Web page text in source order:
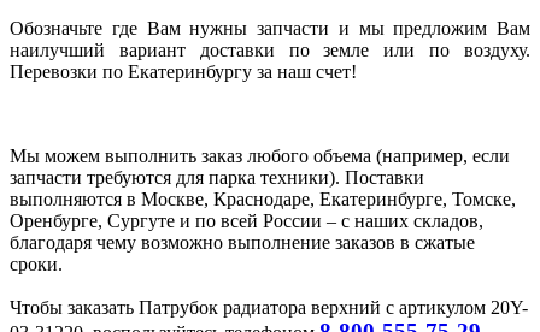
Обозначьте где Вам нужны запчасти и мы предложим Вам
наилучший вариант доставки по земле или по воздуху.
Перевозки по Екатеринбургу за наш счет!
Мы можем выполнить заказ любого объема (например, если
запчасти требуются для парка техники). Поставки
выполняются в Москве, Краснодаре, Екатеринбурге, Томске,
Оренбурге, Сургуте и по всей России – с наших складов,
благодаря чему возможно выполнение заказов в сжатые
сроки.
Чтобы заказать Патрубок радиатора верхний с артикулом 20Y-